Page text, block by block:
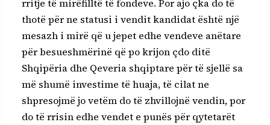
rritje të mirëfilltë të fondeve. Por ajo çka do të
thotë për ne statusi i vendit kandidat është një
mesazh i mirë që u jepet edhe vendeve anëtare
për besueshmërinë që po krijon çdo ditë
Shqipëria dhe Qeveria shqiptare për të sjellë sa
më shumë investime të huaja, të cilat ne
shpresojmë jo vetëm do të zhvillojnë vendin, por
do të rrisin edhe vendet e punës për qytetarët